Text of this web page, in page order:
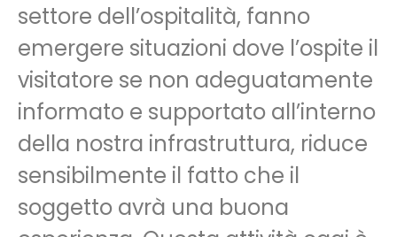
settore dell’ospitalità, fanno
emergere situazioni dove l’ospite il
visitatore se non adeguatamente
informato e supportato all’interno
della nostra infrastruttura, riduce
sensibilmente il fatto che il
soggetto avrà una buona